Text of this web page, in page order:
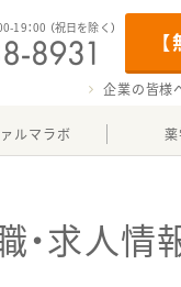
19：00 （祝日を除く）
企業の皆様
ルマラボ 薬
・求人情